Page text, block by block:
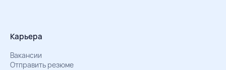
Карьера
Вакансии
Отправить резюме